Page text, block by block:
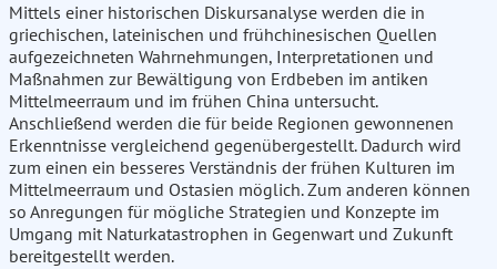
Mittels einer historischen Diskursanalyse werden die in
griechischen, lateinischen und frühchinesischen Quellen
aufgezeichneten Wahrnehmungen, Interpretationen und
Maßnahmen zur Bewältigung von Erdbeben im antiken
Mittelmeerraum und im frühen China untersucht.
Anschließend werden die für beide Regionen gewonnenen
Erkenntnisse vergleichend gegenübergestellt. Dadurch wird
zum einen ein besseres Verständnis der frühen Kulturen im
Mittelmeerraum und Ostasien möglich. Zum anderen können
so Anregungen für mögliche Strategien und Konzepte im
Umgang mit Naturkatastrophen in Gegenwart und Zukunft
bereitgestellt werden.